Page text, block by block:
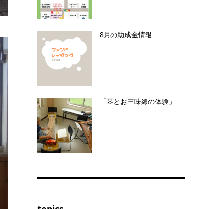
8月の助成金情報
「琴とお三味線の体験」